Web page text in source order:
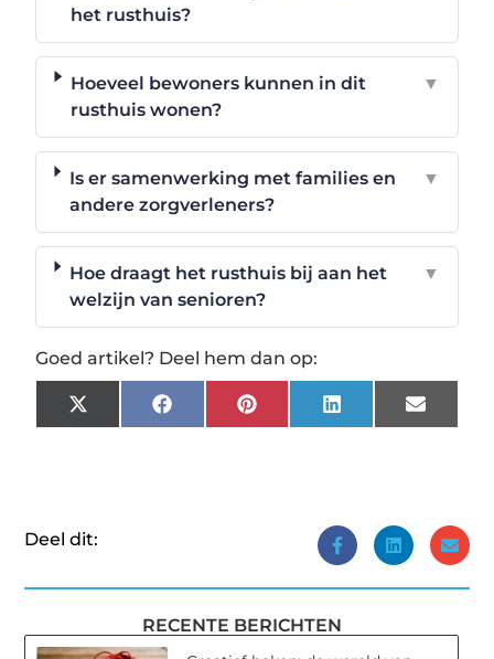
het rusthuis?
Hoeveel bewoners kunnen in dit
rusthuis wonen?
▼
Is er samenwerking met families en
andere zorgverleners?
▼
Hoe draagt het rusthuis bij aan het
welzijn van senioren?
▼
Goed artikel? Deel hem dan op:
X
(Twitter)
FacebookPinterestLinkedInEmail
Deel dit:
RECENTE BERICHTEN